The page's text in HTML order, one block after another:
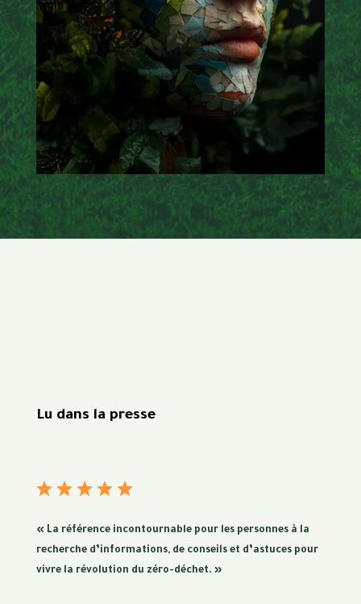
Lu dans la presse
« La référence incontournable pour les personnes à la
recherche d’informations, de conseils et d’astuces pour
vivre la révolution du zéro-déchet. »